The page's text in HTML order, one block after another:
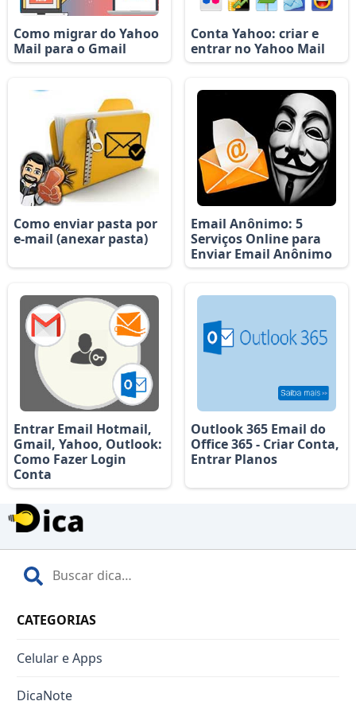
Como migrar do Yahoo
Mail para o Gmail
Conta Yahoo: criar e
entrar no Yahoo Mail
Como enviar pasta por
e-mail (anexar pasta)
Email Anônimo: 5
Serviços Online para
Enviar Email Anônimo
Entrar Email Hotmail,
Gmail, Yahoo, Outlook:
Como Fazer Login
Conta
Outlook 365 Email do
Office 365 - Criar Conta,
Entrar Planos
CATEGORIAS
Celular e Apps
DicaNote